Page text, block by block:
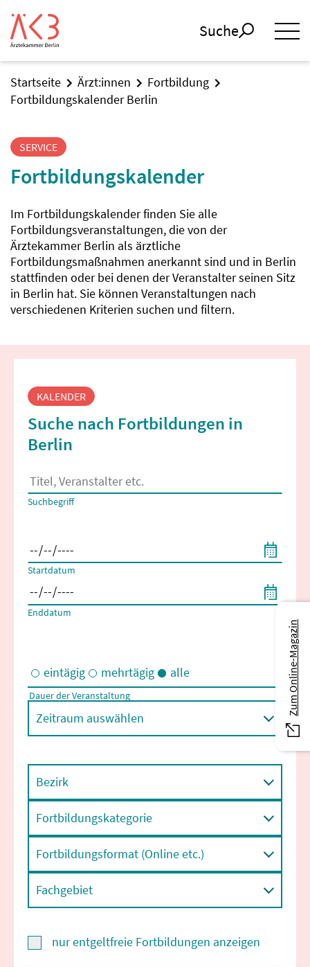
Suche
Startseite Ärzt:innen
Fortbildung
Fortbildungskalender Berlin
SERVICE
Fortbildungskalender
Im Fortbildungskalender finden Sie alle
Fortbildungsveranstaltungen, die von der
Ärztekammer Berlin als ärztliche
Fortbildungsmaßnahmen anerkannt sind und in Berlin
stattfinden oder bei denen der Veranstalter seinen Sitz
in Berlin hat. Sie können Veranstaltungen nach
verschiedenen Kriterien suchen und filtern.
Fortbildungssuche
KALENDER
Suche nach Fortbildungen in
Berlin
Es erscheinen Suchvorschläge, wenn mindestens 2 Zeichen
Suchbegriff
Startdatum
Enddatum
Eintägige und/oder mehrtägige Veranstaltungen
eintägig mehrtägig alle
Dauer der Veranstaltung
Zeitraum auswählen
Bezirk
Fortbildungskategorie
Fortbildungsformat (Online etc.)
Fachgebiet
nur entgeltfreie Fortbildungen anzeigen
Zum Online-Magazin